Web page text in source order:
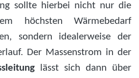
sollte hierbei nicht nur die
höchsten Wärmebedarf
sondern idealerweise der
Der Massenstrom in der
lässt sich dann über